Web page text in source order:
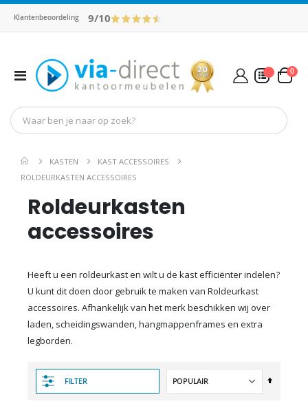
Klantenbeoordeling 9/10
Toggle
Nav
Cart
0
KASTEN
KAST ACCESSOIRES
ROLDEURKASTEN ACCESSOIRES
Roldeurkasten
accessoires
Heeft u een roldeurkast en wilt u de kast efficiënter indelen?
U kunt dit doen door gebruik te maken van Roldeurkast
accessoires. Afhankelijk van het merk beschikken wij over
laden, scheidingswanden, hangmappenframes en extra
legborden.
FILTER
Van